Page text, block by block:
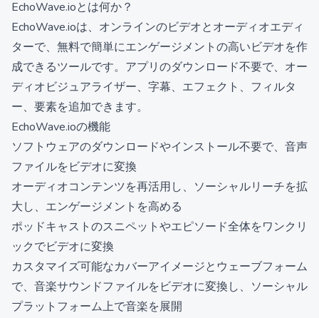
EchoWave.ioとは何か？
EchoWave.ioは、オンラインのビデオとオーディオエディ
ターで、無料で簡単にエンゲージメントの高いビデオを作
成できるツールです。アプリのダウンロード不要で、オー
ディオビジュアライザー、字幕、エフェクト、フィルタ
ー、要素を追加できます。
EchoWave.ioの機能
ソフトウェアのダウンロードやインストール不要で、音声
ファイルをビデオに変換
オーディオコンテンツを再活用し、ソーシャルリーチを拡
大し、エンゲージメントを高める
ポッドキャストのスニペットやエピソード全体をワンクリ
ックでビデオに変換
カスタマイズ可能なカバーアイメージとウェーブフォーム
で、音楽サウンドファイルをビデオに変換し、ソーシャル
プラットフォーム上で音楽を展開